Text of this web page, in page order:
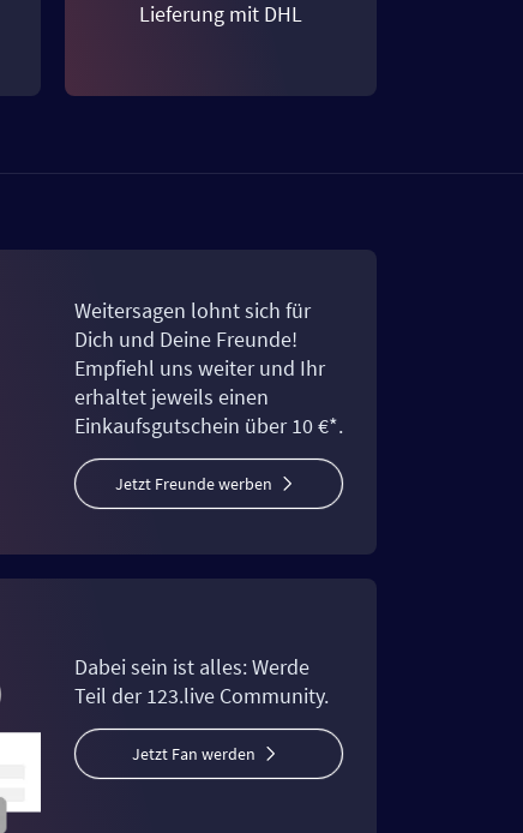
Lieferung mit DHL
Weitersagen lohnt sich für
Dich und Deine Freunde!
Empfiehl uns weiter und Ihr
erhaltet jeweils einen
Einkaufsgutschein über 10 €*.
Jetzt Freunde werben
Dabei sein ist alles: Werde
Teil der 123.live Community.
Jetzt Fan werden